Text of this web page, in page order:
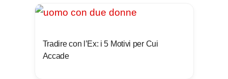
Tradire con l’Ex: i 5 Motivi per Cui
Accade